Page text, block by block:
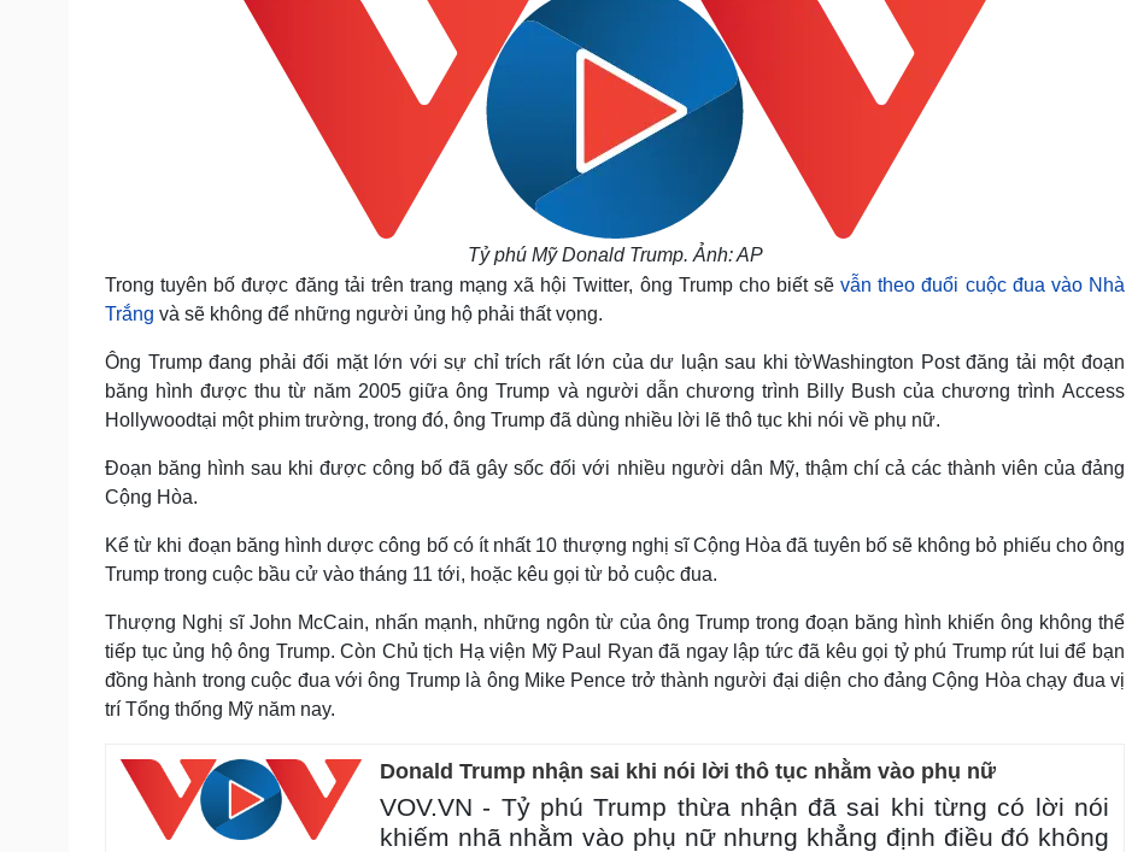
Tỷ phú Mỹ Donald Trump. Ảnh: AP
Trong tuyên bố được đăng tải trên trang mạng xã hội Twitter, ông Trump cho biết sẽvẫn theo đuổi cuộc đua vào Nhà
Trắng và sẽ không để những người ủng hộ phải thất vọng.
Ông Trump đang phải đối mặt lớn với sự chỉ trích rất lớn của dư luận sau khi tờWashington Post đăng tải một đoạn
băng hình được thu từ năm 2005 giữa ông Trump và người dẫn chương trình Billy Bush của chương trình Access
Hollywoodtại một phim trường, trong đó, ông Trump đã dùng nhiều lời lẽ thô tục khi nói về phụ nữ.
Đoạn băng hình sau khi được công bố đã gây sốc đối với nhiều người dân Mỹ, thậm chí cả các thành viên của đảng
Cộng Hòa.
Kể từ khi đoạn băng hình dược công bố có ít nhất 10 thượng nghị sĩ Cộng Hòa đã tuyên bố sẽ không bỏ phiếu cho ông
Trump trong cuộc bầu cử vào tháng 11 tới, hoặc kêu gọi từ bỏ cuộc đua.
Thượng Nghị sĩ John McCain, nhấn mạnh, những ngôn từ của ông Trump trong đoạn băng hình khiến ông không thể
tiếp tục ủng hộ ông Trump. Còn Chủ tịch Hạ viện Mỹ Paul Ryan đã ngay lập tức đã kêu gọi tỷ phú Trump rút lui để bạn
đồng hành trong cuộc đua với ông Trump là ông Mike Pence trở thành người đại diện cho đảng Cộng Hòa chạy đua vị
trí Tổng thống Mỹ năm nay.
Donald Trump nhận sai khi nói lời thô tục nhằm vào phụ nữ
VOV.VN - Tỷ phú Trump thừa nhận đã sai khi từng có lời nói
khiếm nhã nhằm vào phụ nữ nhưng khẳng định điều đó không